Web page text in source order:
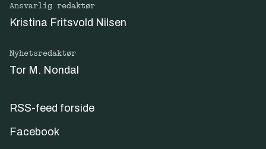
Ansvarlig redaktør
Kristina Fritsvold Nilsen
Nyhetsredaktør
Tor M. Nondal
RSS-feed forside
Facebook